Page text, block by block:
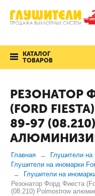
КАТАЛОГ
ТОВАРОВ
РЕЗОНАТОР
(FORD
89-97
Главная
Глушители на
Глушители на иномарки
Глушители на
Резонатор Форд Фиеста
(08.210) Polmostrow